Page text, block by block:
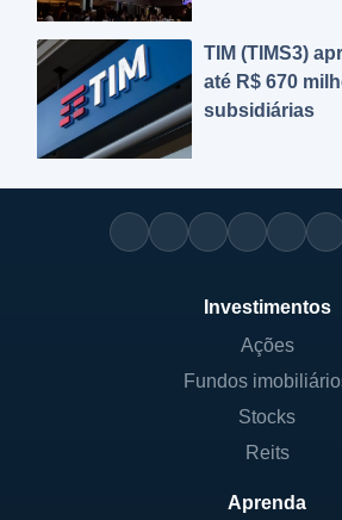
TIM (TIMS3)
até R$ 670
subsidiárias
Investimentos
Ações
Fundos
Stocks
Reits
Aprenda